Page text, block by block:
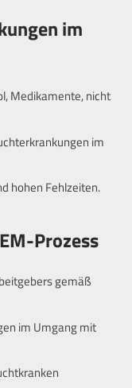
im
Medikamente, nicht
im
hohen Fehlzeiten.
Prozess
gemäß
im Umgang mit